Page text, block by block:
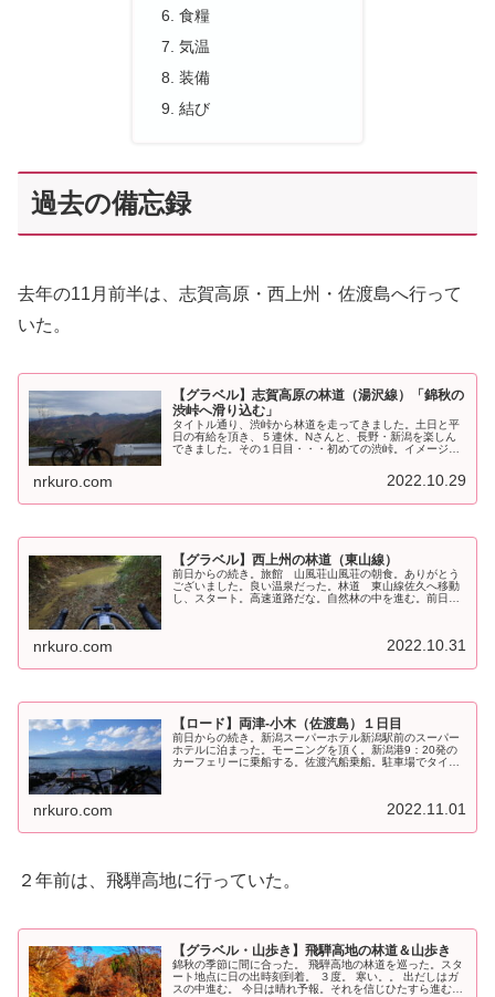
食糧
気温
装備
結び
過去の備忘録
去年の11月前半は、志賀高原・西上州・佐渡島へ行って
いた。
【グラベル】志賀高原の林道（湯沢線）「錦秋の
渋峠へ滑り込む」
タイトル通り、渋峠から林道を走ってきました。土日と平
日の有給を頂き、５連休。Nさんと、長野・新潟を楽しん
できました。その１日目・・・初めての渋峠。イメージ
nrkuro.com 2022.10.29
【グラベル】西上州の林道（東山線）
前日からの続き。旅館 山風荘山風荘の朝食。ありがとう
ございました。良い温泉だった。林道 東山線佐久へ移動
し、スタート。高速道路だな。自然林の中を進む。前日と
nrkuro.com 2022.10.31
【ロード】両津-小木（佐渡島）１日目
前日からの続き。新潟スーパーホテル新潟駅前のスーパー
ホテルに泊まった。モーニングを頂く。新潟港9：20発の
カーフェリーに乗船する。佐渡汽船乗船。駐車場でタイヤ
nrkuro.com 2022.11.01
２年前は、飛騨高地に行っていた。
【グラベル・山歩き】飛騨高地の林道＆山歩き
錦秋の季節に間に合った。 飛騨高地の林道を巡った。スタ
ート地点に日の出時刻到着。 ３度。 寒い。。 出だしはガ
スの中進む。 今日は晴れ予報。それを信じひたすら進む。